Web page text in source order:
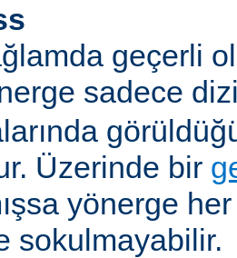
geçerli
sadece
Üzerinde bir
yönerge
sokulmayabilir.